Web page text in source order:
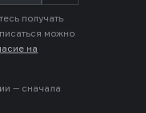
получать
можно
на
— сначала